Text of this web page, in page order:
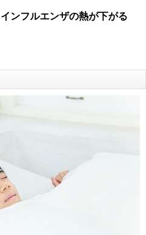
ンフルエンザの熱が下がる